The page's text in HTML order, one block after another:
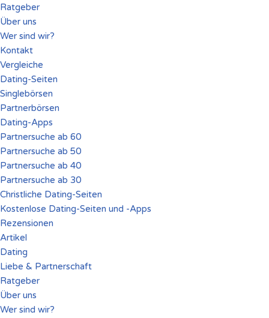
Ratgeber
Über uns
Wer sind wir?
Kontakt
Vergleiche
Dating-Seiten
Singlebörsen
Partnerbörsen
Dating-Apps
Partnersuche ab 60
Partnersuche ab 50
Partnersuche ab 40
Partnersuche ab 30
Christliche Dating-Seiten
Kostenlose Dating-Seiten und -Apps
Rezensionen
Artikel
Dating
Liebe & Partnerschaft
Ratgeber
Über uns
Wer sind wir?